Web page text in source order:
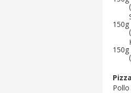
150g
150g
Pizza